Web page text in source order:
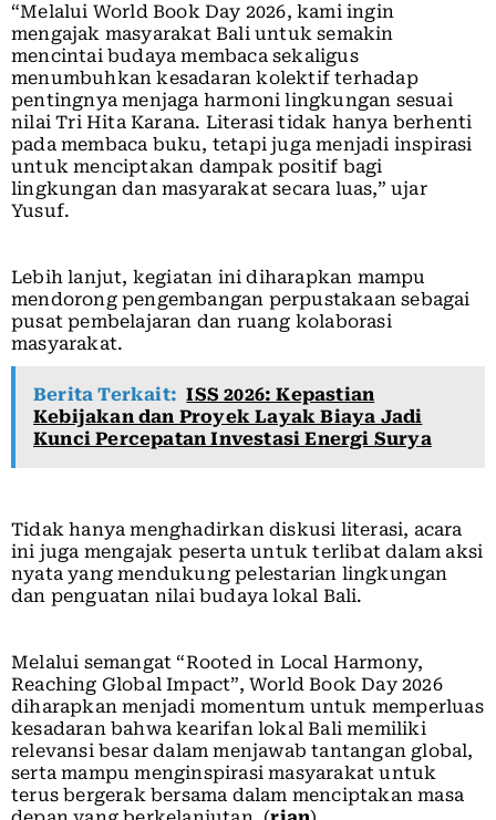
“Melalui World Book Day 2026, kami ingin
mengajak masyarakat Bali untuk semakin
mencintai budaya membaca sekaligus
menumbuhkan kesadaran kolektif terhadap
pentingnya menjaga harmoni lingkungan sesuai
nilai Tri Hita Karana. Literasi tidak hanya berhenti
pada membaca buku, tetapi juga menjadi inspirasi
untuk menciptakan dampak positif bagi
lingkungan dan masyarakat secara luas,” ujar
Yusuf.
Lebih lanjut, kegiatan ini diharapkan mampu
mendorong pengembangan perpustakaan sebagai
pusat pembelajaran dan ruang kolaborasi
masyarakat.
Berita Terkait: ISS 2026: Kepastian
Kebijakan dan Proyek Layak Biaya Jadi
Kunci Percepatan Investasi Energi Surya
Tidak hanya menghadirkan diskusi literasi, acara
ini juga mengajak peserta untuk terlibat dalam aksi
nyata yang mendukung pelestarian lingkungan
dan penguatan nilai budaya lokal Bali.
Melalui semangat “Rooted in Local Harmony,
Reaching Global Impact”, World Book Day 2026
diharapkan menjadi momentum untuk memperluas
kesadaran bahwa kearifan lokal Bali memiliki
relevansi besar dalam menjawab tantangan global,
serta mampu menginspirasi masyarakat untuk
terus bergerak bersama dalam menciptakan masa